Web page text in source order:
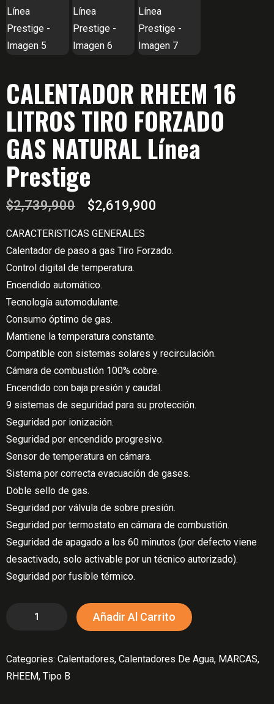
CALENTADOR RHEEM 16
LITROS TIRO FORZADO
GAS NATURAL Línea
Prestige
$2,739,900
original
$2,739,900.
$2,619,900
CARACTERíSTICAS GENERALES
Calentador de paso a gas Tiro Forzado.
Control digital de temperatura.
Encendido automático.
Tecnología automodulante.
Consumo óptimo de gas.
Mantiene la temperatura constante.
Compatible con sistemas solares y recirculación.
Cámara de combustión 100% cobre.
Encendido con baja presión y caudal.
9 sistemas de seguridad para su protección.
Seguridad por ionización.
Seguridad por encendido progresivo.
Sensor de temperatura en cámara.
Sistema por correcta evacuación de gases.
Doble sello de gas.
Seguridad por válvula de sobre presión.
Seguridad por termostato en cámara de combustión.
Seguridad de apagado a los 60 minutos (por defecto viene
desactivado, solo activable por un técnico autorizado).
Seguridad por fusible térmico.
CALENTADOR
LITROS
TIRO
Añadir Al Carrito
Categories: Calentadores, Calentadores De Agua, MARCAS,
RHEEM, Tipo B